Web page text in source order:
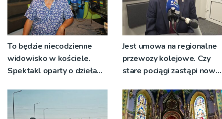
To będzie niecodzienne
widowisko w kościele.
Spektakl oparty o dzieła
Jest umowa na regionalne
przewozy kolejowe. Czy
stare pociągi zastąpi nowy